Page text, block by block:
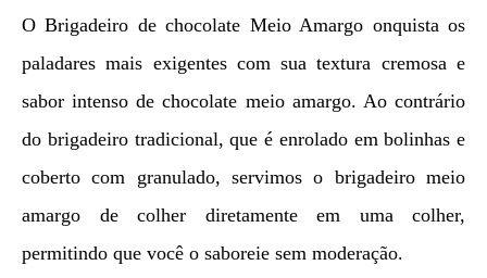
O Brigadeiro de chocolate Meio Amargo onquista os
paladares mais exigentes com sua textura cremosa e
sabor intenso de chocolate meio amargo. Ao contrário
do brigadeiro tradicional, que é enrolado em bolinhas e
coberto com granulado, servimos o brigadeiro meio
amargo de colher diretamente em uma colher,
permitindo que você o saboreie sem moderação.